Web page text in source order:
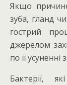
Якщо
зуба, гланд
гострий
джерелом
по її
Бактерії,